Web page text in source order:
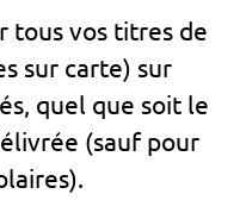
tous vos titres de
sur carte) sur
quel que soit le
(sauf pour